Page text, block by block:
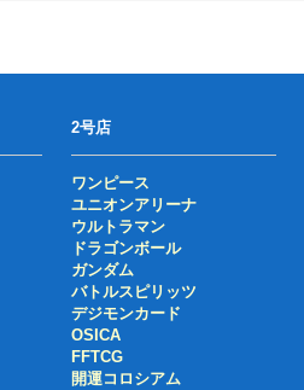
2号店
ワンピース
ユニオンアリーナ
ウルトラマン
ドラゴンボール
ガンダム
バトルスピリッツ
デジモンカード
OSICA
FFTCG
開運コロシアム